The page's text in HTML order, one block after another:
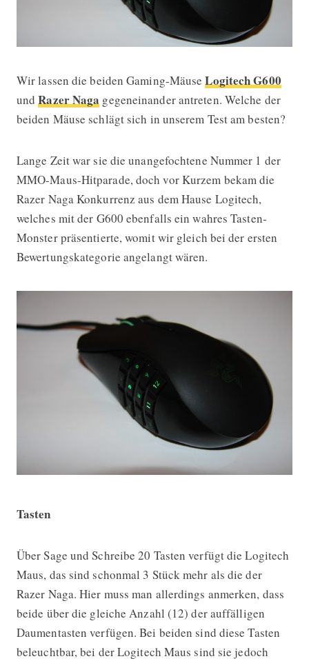
Gaming-Mäuse im Test: Razer
Wir lassen die beiden Gaming-MäuseLogitech G600
undRazer Naga gegeneinander antreten. Welche der
beiden Mäuse schlägt sich in unserem Test am besten?
Lange Zeit war sie die unangefochtene Nummer 1 der
MMO-Maus-Hitparade, doch vor Kurzem bekam die
Razer Naga Konkurrenz aus dem Hause Logitech,
welches mit der G600 ebenfalls ein wahres Tasten-
Monster präsentierte, womit wir gleich bei der ersten
Bewertungskategorie angelangt wären.
Tasten
Über Sage und Schreibe 20 Tasten verfügt die Logitech
Maus, das sind schonmal 3 Stück mehr als die der
Razer Naga. Hier muss man allerdings anmerken, dass
beide über die gleiche Anzahl (12) der auffälligen
Daumentasten verfügen. Bei beiden sind diese Tasten
beleuchtbar, bei der Logitech Maus sind sie jedoch